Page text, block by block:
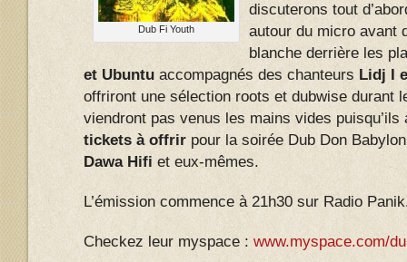
Dub Fi Youth
discuterons tout
autour du micro avant
blanche derrière les
et Ubuntu accompagnés des chanteurs Lidj I
offriront une sélection roots et dubwise durant
viendront pas venus les mains vides
tickets à offrir pour la soirée Dub Don
Dawa Hifi et eux-mêmes.
L’émission commence à 21h30 sur Radio
Checkez leur myspace : www.myspace.com/